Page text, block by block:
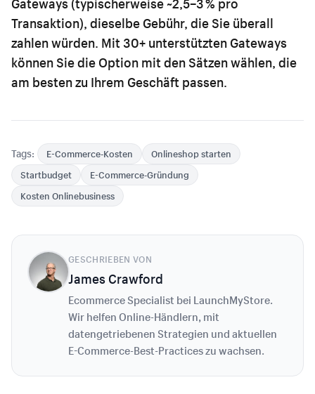
Transaktion), dieselbe Gebühr, die Sie überall
zahlen würden. Mit 30+ unterstützten Gateways
können Sie die Option mit den Sätzen wählen, die
am besten zu Ihrem Geschäft passen.
Tags: E-Commerce-Kosten
Onlineshop starten
Startbudget
E-Commerce-Gründung
Kosten Onlinebusiness
GESCHRIEBEN VON
James Crawford
Ecommerce Specialist bei LaunchMyStore.
Wir helfen Online-Händlern, mit
datengetriebenen Strategien und aktuellen
E-Commerce-Best-Practices zu wachsen.